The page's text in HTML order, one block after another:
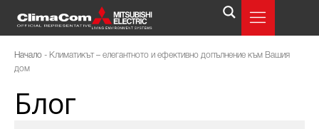
Начало - Климатикът – елегантното и ефективно допълнение към Вашия
дом
Блог